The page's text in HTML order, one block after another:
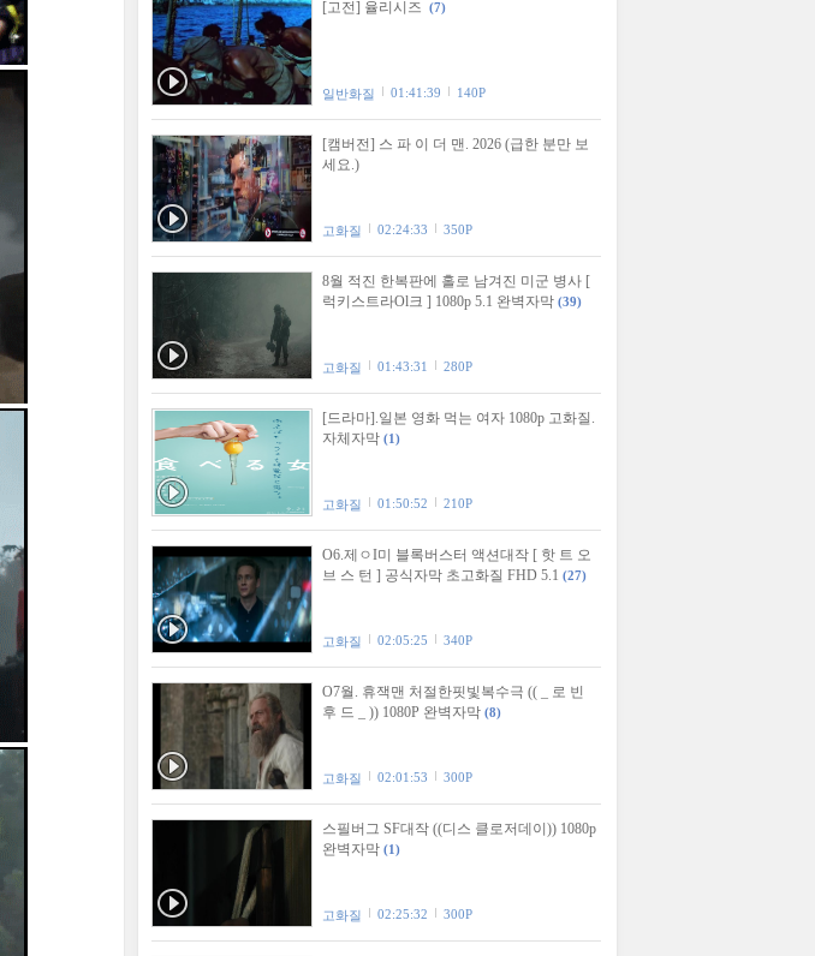
[고전] 율리시즈 (7)
일반화질 01:41:39 140P
[캠버전] 스 파 이 더 맨. 2026 (급한 분만 보
세요.)
고화질 02:24:33 350P
8월 적진 한복판에 홀로 남겨진 미군 병사 [
럭키스트라Ol크 ] 1080p 5.1 완벽자막 (39)
고화질 01:43:31 280P
[드라마].일본 영화 먹는 여자 1080p 고화질.
자체자막 (1)
고화질 01:50:52 210P
O6.제ㅇI미 블록버스터 액션대작 [ 핫 트 오
브 스 턴 ] 공식자막 초고화질 FHD 5.1 (27)
고화질 02:05:25 340P
O7월. 휴잭맨 처절한핏빛복수극 (( _ 로 빈
후 드 _ )) 1080P 완벽자막 (8)
고화질 02:01:53 300P
스필버그 SF대작 ((디스 클로저데이)) 1080p
완벽자막 (1)
고화질 02:25:32 300P